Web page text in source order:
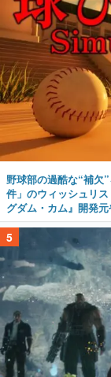
野球部の過酷な“補欠
件」のウィッシュリ
グダム・カム』開発
5